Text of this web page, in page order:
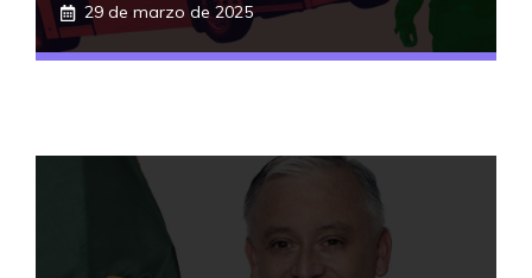
29 de marzo de 2025